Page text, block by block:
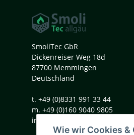
Wie wir Cookies &
SmoliTec GbR
Dickenreiser Weg 18d
87700 Memmingen
Deutschland
t. +49 (0)8331 991 33 44
m. +49 (0)160 9040 9805
info@smolitec.de